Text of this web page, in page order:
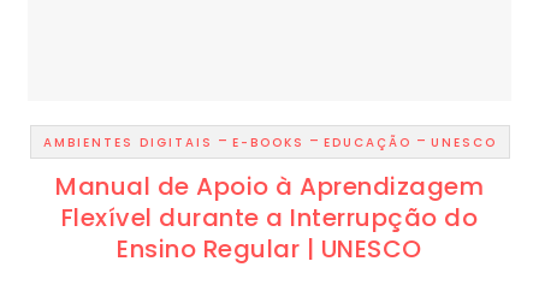
AMBIENTES DIGITAIS - E-BOOKS - EDUCAÇÃO - UNESCO
Manual de Apoio à Aprendizagem
Flexível durante a Interrupção do
Ensino Regular | UNESCO